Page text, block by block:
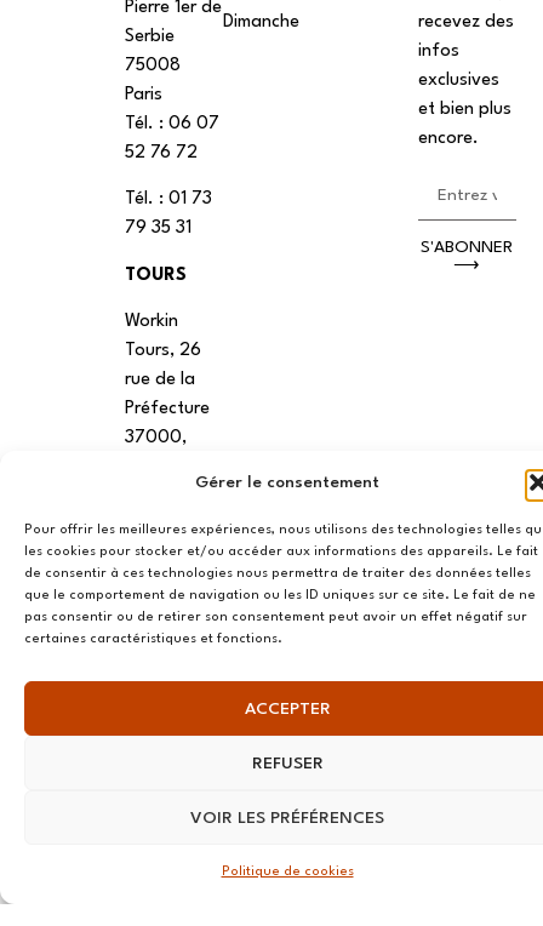
Gérer le consentement
Pour offrir les meilleures expériences, nous utilisons des technologies telles
les cookies pour stocker et/ou accéder aux informations des appareils. Le fait
de consentir à ces technologies nous permettra de traiter des données telles
que le comportement de navigation ou les ID uniques sur ce site. Le fait de ne
pas consentir ou de retirer son consentement peut avoir un effet négatif sur
certaines caractéristiques et fonctions.
ACCEPTER
REFUSER
VOIR LES PRÉFÉRENCES
Politique de cookies
Pierre 1er de
Serbie
75008
Paris
Tél. : ‭06 07
52 76 72
Tél. : 01 73
79 35 31
TOURS
Workin
Tours, 26
rue de la
Préfecture
37000,
39 RUE du
Douët Neuf
56270
Ploemeur
13 RUE
Dimanche
recevez des
infos
exclusives
et bien plus
encore.
S'ABONNER
⟶